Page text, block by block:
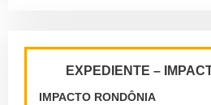
EXPEDIENTE –
IMPACTO RONDÔNIA